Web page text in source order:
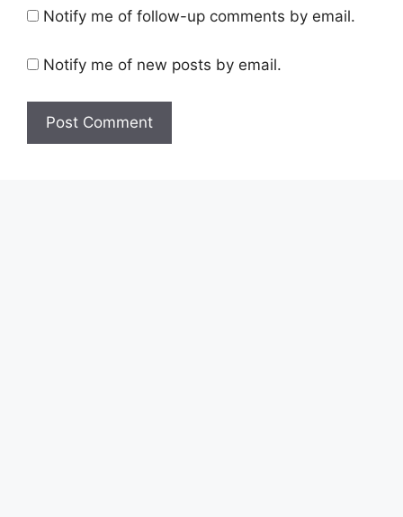
Notify me of follow-up comments by email.
Notify me of new posts by email.